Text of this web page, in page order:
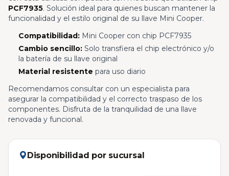
PCF7935. Solución ideal para quienes buscan mantener la
funcionalidad y el estilo original de su llave Mini Cooper.
Compatibilidad:Mini Cooper con chip PCF7935
Cambio sencillo:Solo transfiera el chip electrónico y/o
la batería de su llave original
Material resistente para uso diario
Recomendamos consultar con un especialista para
asegurar la compatibilidad y el correcto traspaso de los
componentes. Disfruta de la tranquilidad de una llave
renovada y funcional.
Disponibilidad por sucursal